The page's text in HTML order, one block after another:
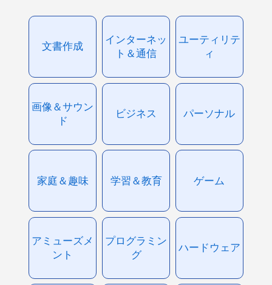
文書作成
インターネッ
ト＆通信
ユーティリテ
ィ
画像＆サウン
ド
ビジネス パーソナル
家庭＆趣味 学習＆教育 ゲーム
アミューズメ
ント
プログラミン
グ
ハードウェア